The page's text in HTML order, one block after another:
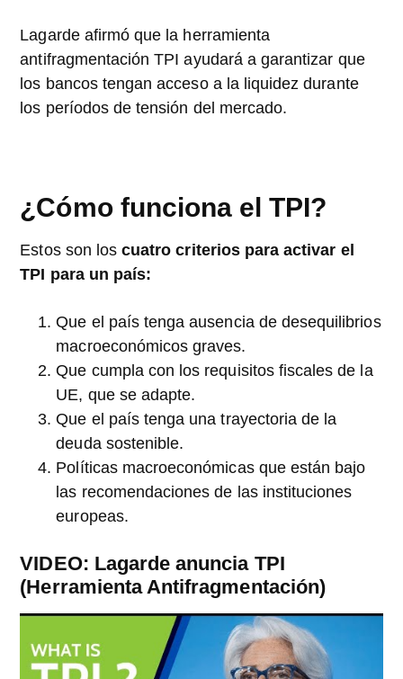
Lagarde afirmó que la herramienta
antifragmentación TPI ayudará a garantizar que
los bancos tengan acceso a la liquidez durante
los períodos de tensión del mercado.
¿Cómo funciona el TPI?
Estos son loscuatro criterios para activar el
TPI para un país:
Que el país tenga ausencia de desequilibrios
macroeconómicos graves.
Que cumpla con los requisitos fiscales de la
UE, que se adapte.
Que el país tenga una trayectoria de la
deuda sostenible.
Políticas macroeconómicas que están bajo
las recomendaciones de las instituciones
europeas.
VIDEO: Lagarde anuncia TPI
(Herramienta Antifragmentación)